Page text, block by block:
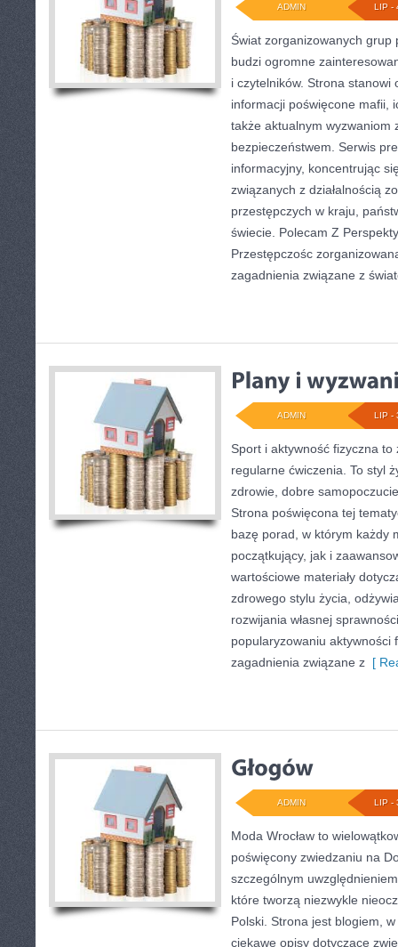
LIP -
ADMIN
Świat zorganizowanych grup
budzi ogromne
i czytelników. Strona stanowi
informacji poświęcone mafii,
także aktualnym wyzwaniom
bezpieczeństwem. Serwis
informacyjny, koncentrując
związanych z działalnością
przestępczych w kraju,
świecie. Polecam Z
Przestępczośc
zagadnienia związane z
LIP -
ADMIN
Sport i aktywność fizyczna
regularne ćwiczenia. To styl
zdrowie, dobre
Strona poświęcona tej
bazę porad, w którym każdy
początkujący, jak i
wartościowe materiały
zdrowego stylu życia,
rozwijania własnej
popularyzowaniu aktywności
zagadnienia związane z [
LIP -
ADMIN
Moda Wrocław to
poświęcony zwiedzaniu na
szczególnym
które tworzą niezwykle
Polski. Strona jest blogiem,
ciekawe opisy dotyczące